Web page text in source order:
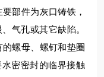
部件为灰口铸铁，
气孔或其它缺陷。
螺母、螺钉和垫圈
密密封的临界接触